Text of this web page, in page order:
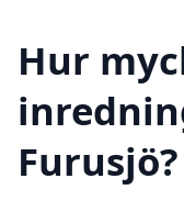
Hur
Furusjö?